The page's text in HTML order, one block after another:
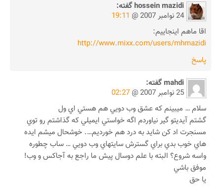
hossein mazidiگفته:
24 نوامبر 2007 @
19:11
اقا ماهم اينجاييم:
http://www.mixx.com/users/mhmazidi
پاسخ
mahdiگفته:
25 نوامبر 2007 @
02:27
سلام … ميبينم كه عشق وب دويي هم هستي اي ول
گشتم آيديتو گير نياوردم اگه خواستي ايميلي كه گذاشتم رو توي
مسنجرت اد كن شايد به درد هم خورديم…. خوشحال ميشم ايده
هاي خوب بدي براي گسترش سايتهاي وب دويي … ساب چطوره
واسه شروع؟ البته با علم دوسال پيش ما راجع به آجاكس و وب!
موفق باشي
يا حق